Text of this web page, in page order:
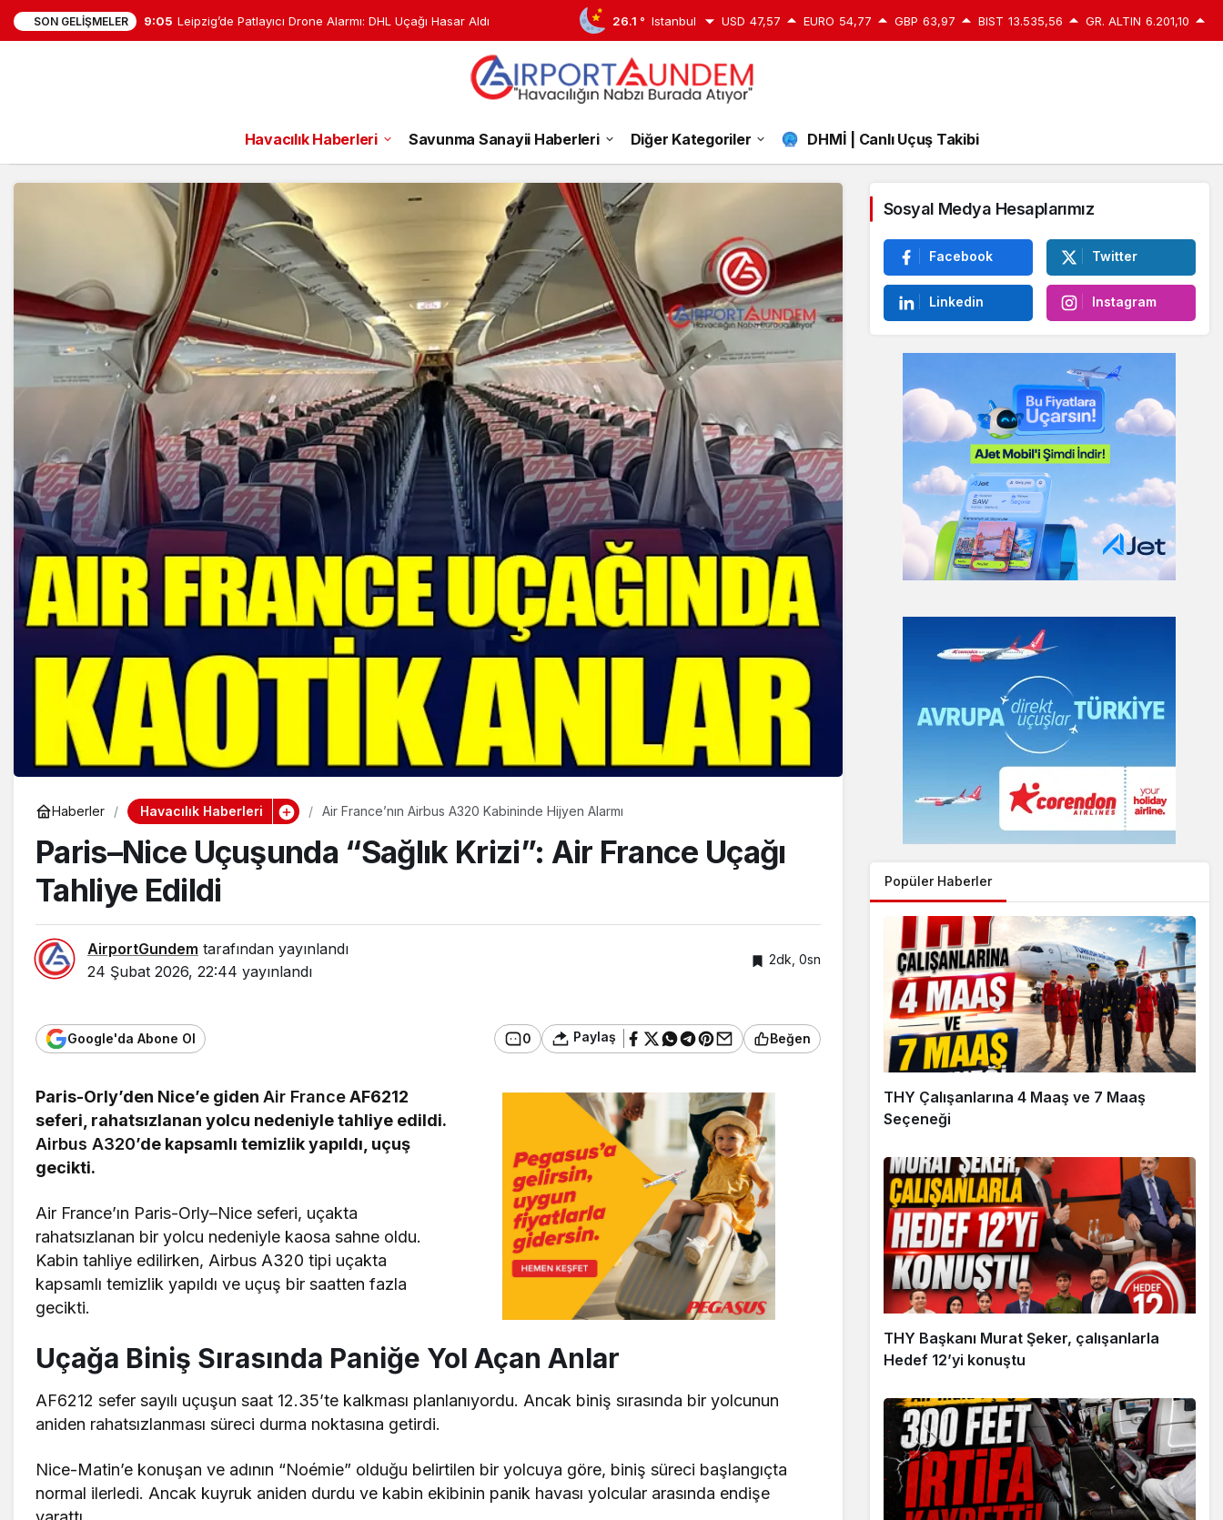
SON GELIŞMELER 8:26 Falcon 9 Ay’a çarptı: Enkaz bulutu tespit edildi 26.1 ° Istanbul USD 47,57 EURO 54,77 GBP 63,97 BIST 13.535,56 GR. ALTIN 6.201,10
Havacılık Haberleri Savunma Sanayii Haberleri Diğer Kategoriler DHMİ | Canlı Uçuş Takibi
Haberler Havacılık Haberleri Air France’nın Airbus A320 Kabininde Hijyen Alarmı
Paris–Nice Uçuşunda “Sağlık Krizi”: Air France Uçağı
Tahliye Edildi
AirportGundem tarafından yayınlandı
24 Şubat 2026, 22:44 yayınlandı
2dk, 0sn
Google'da Abone Ol 0 Paylaş Beğen
Paris-Orly’den Nice’e gidenAir FranceAF6212
seferi, rahatsızlanan yolcu nedeniyle tahliye edildi.
Airbus A320’de kapsamlı temizlik yapıldı, uçuş
gecikti.
Air France’ın Paris-Orly–Nice seferi, uçakta
rahatsızlanan bir yolcu nedeniyle kaosa sahne oldu.
Kabin tahliye edilirken, Airbus A320 tipi uçakta
kapsamlı temizlik yapıldı ve uçuş bir saatten fazla
gecikti.
Uçağa Biniş Sırasında Paniğe Yol Açan Anlar
AF6212 sefer sayılı uçuşun saat 12.35’te kalkması planlanıyordu. Ancak biniş sırasında bir yolcunun
aniden rahatsızlanması süreci durma noktasına getirdi.
Nice-Matin’e konuşan ve adının “Noémie” olduğu belirtilen bir yolcuya göre, biniş süreci başlangıçta
normal ilerledi. Ancak kuyruk aniden durdu ve kabin ekibinin panik havası yolcular arasında endişe
Sosyal Medya Hesaplarımız
Facebook Twitter
Linkedin Instagram
Popüler Haberler
THY Çalışanlarına 4 Maaş ve 7 Maaş
Seçeneği
THY Başkanı Murat Şeker, çalışanlarla
Hedef 12’yi konuştu